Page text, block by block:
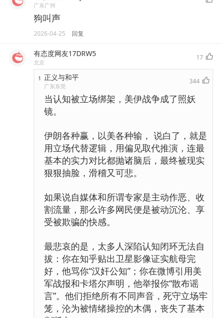
广东广州
狗叫声
2026-04-25 回复
有态度网友17DRW5
北京
17
1 正义与和平
广东东莞
344
当认知被立场绑架，美伊战争成了照妖
镜。
伊朗各种赢，以美各种输， 说白了，就是
用立场代替逻辑，用偏见取代推演，连最
基本的实力对比都抛诸脑后，最终被现实
狠狠抽脸，滑稽又可悲。
如果说自媒体和所谓专家是主动作恶、收
割流量，那么许多网民便是被动沉沦、享
受被欺骗的快感。
最悲哀的是，太多人深陷认知闭环无法自
拔：你在知乎贴出卫星影像证实航母完
好，他骂你“汉奸公知”；你在微博引用美
军战报和卡塔尔声明，他举报你“散布谣
言”。他们拒绝所有不同声音，死守立场牢
笼，沦为被情绪操控的木偶，丧失了基本